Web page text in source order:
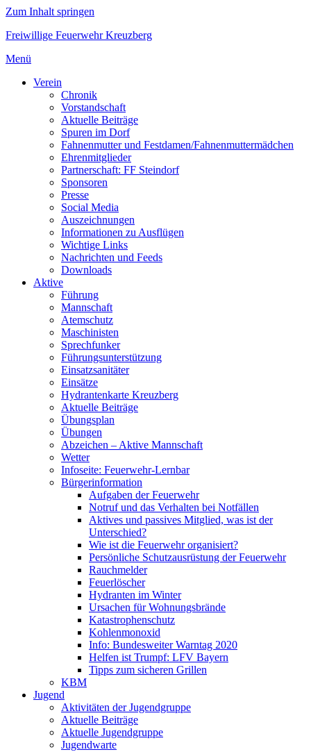
Zum Inhalt springen
Freiwillige Feuerwehr Kreuzberg
Menü
Verein
Chronik
Vorstandschaft
Aktuelle Beiträge
Spuren im Dorf
Fahnenmutter und Festdamen/Fahnenmuttermädchen
Ehrenmitglieder
Partnerschaft: FF Steindorf
Sponsoren
Presse
Social Media
Auszeichnungen
Informationen zu Ausflügen
Wichtige Links
Nachrichten und Feeds
Downloads
Aktive
Führung
Mannschaft
Atemschutz
Maschinisten
Sprechfunker
Führungsunterstützung
Einsatzsanitäter
Einsätze
Hydrantenkarte Kreuzberg
Aktuelle Beiträge
Übungsplan
Übungen
Abzeichen – Aktive Mannschaft
Wetter
Infoseite: Feuerwehr-Lernbar
Bürgerinformation
Aufgaben der Feuerwehr
Notruf und das Verhalten bei Notfällen
Aktives und passives Mitglied, was ist der
Unterschied?
Wie ist die Feuerwehr organisiert?
Persönliche Schutzausrüstung der Feuerwehr
Rauchmelder
Feuerlöscher
Hydranten im Winter
Ursachen für Wohnungsbrände
Katastrophenschutz
Kohlenmonoxid
Info: Bundesweiter Warntag 2020
Helfen ist Trumpf: LFV Bayern
Tipps zum sicheren Grillen
KBM
Jugend
Aktivitäten der Jugendgruppe
Aktuelle Beiträge
Aktuelle Jugendgruppe
Jugendwarte